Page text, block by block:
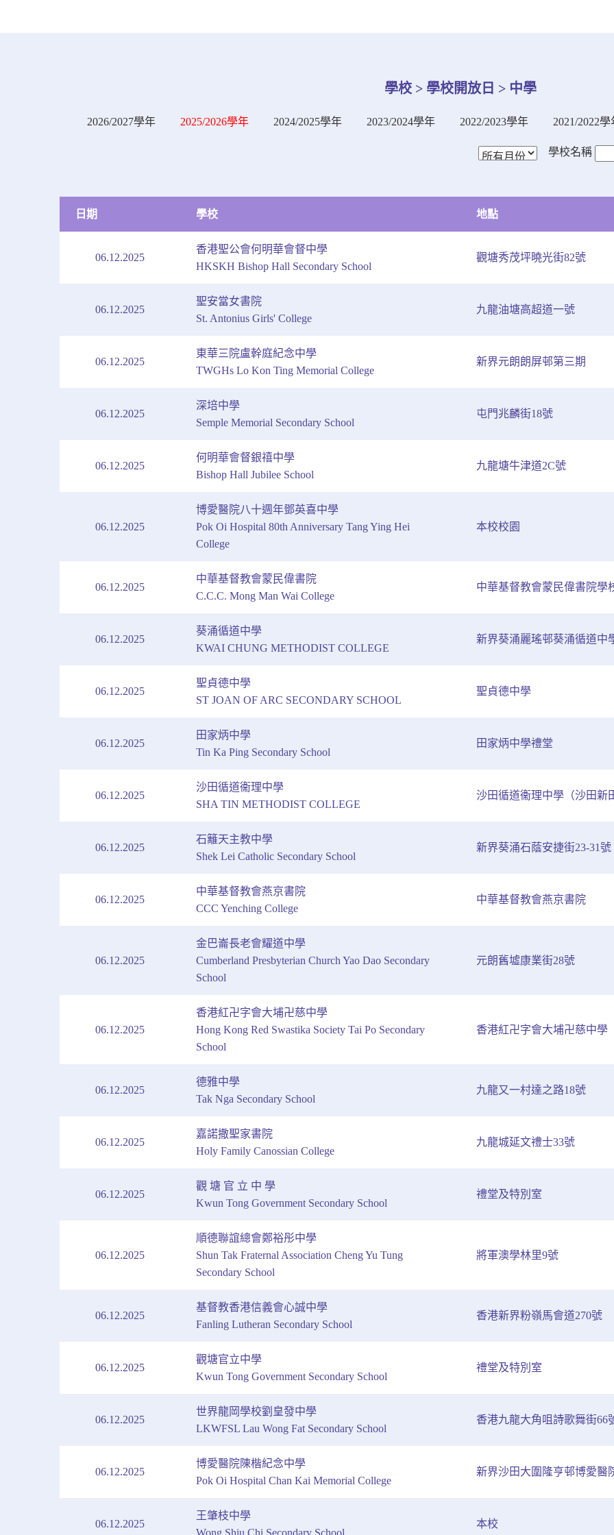
學校 > 學校開放日 > 中學
2026/2027學年 2025/2026學年 2024/2025學年 2023/2024學年 2022/2023學年 2021/2022學
學校名稱
日期 學校 地點
06.12.2025
香港聖公會何明華會督中學
HKSKH Bishop Hall Secondary School
觀塘秀茂坪曉光街82號
06.12.2025
聖安當女書院
St. Antonius Girls' College
九龍油塘高超道一號
06.12.2025
東華三院盧幹庭紀念中學
TWGHs Lo Kon Ting Memorial College
新界元朗朗屏邨第三期
06.12.2025
深培中學
Semple Memorial Secondary School
屯門兆麟街18號
06.12.2025
何明華會督銀禧中學
Bishop Hall Jubilee School
九龍塘牛津道2C號
06.12.2025
博愛醫院八十週年鄧英喜中學
Pok Oi Hospital 80th Anniversary Tang Ying Hei
College
本校校園
06.12.2025
中華基督教會蒙民偉書院
C.C.C. Mong Man Wai College
中華基督教會蒙民偉書院學
06.12.2025
葵涌循道中學
KWAI CHUNG METHODIST COLLEGE
新界葵涌麗瑤邨葵涌循道中
06.12.2025
聖貞德中學
ST JOAN OF ARC SECONDARY SCHOOL
聖貞德中學
06.12.2025
田家炳中學
Tin Ka Ping Secondary School
田家炳中學禮堂
06.12.2025
沙田循道衞理中學
SHA TIN METHODIST COLLEGE
沙田循道衞理中學（沙田新
06.12.2025
石籬天主教中學
Shek Lei Catholic Secondary School
新界葵涌石蔭安捷街23-31號
06.12.2025
中華基督教會燕京書院
CCC Yenching College
中華基督教會燕京書院
06.12.2025
金巴崙長老會耀道中學
Cumberland Presbyterian Church Yao Dao Secondary
School
元朗舊墟康業街28號
06.12.2025
香港紅卍字會大埔卍慈中學
Hong Kong Red Swastika Society Tai Po Secondary
School
香港紅卍字會大埔卍慈中學
06.12.2025
德雅中學
Tak Nga Secondary School
九龍又一村達之路18號
06.12.2025
嘉諾撒聖家書院
Holy Family Canossian College
九龍城延文禮士33號
06.12.2025
觀 塘 官 立 中 學
Kwun Tong Government Secondary School
禮堂及特別室
06.12.2025
順德聯誼總會鄭裕彤中學
Shun Tak Fraternal Association Cheng Yu Tung
Secondary School
將軍澳學林里9號
06.12.2025
基督教香港信義會心誠中學
Fanling Lutheran Secondary School
香港新界粉嶺馬會道270號
06.12.2025
觀塘官立中學
Kwun Tong Government Secondary School
禮堂及特別室
06.12.2025
世界龍岡學校劉皇發中學
LKWFSL Lau Wong Fat Secondary School
香港九龍大角咀詩歌舞街66
06.12.2025
博愛醫院陳楷紀念中學
Pok Oi Hospital Chan Kai Memorial College
新界沙田大圍隆亨邨博愛醫
06.12.2025
王肇枝中學
Wong Shiu Chi Secondary School
本校